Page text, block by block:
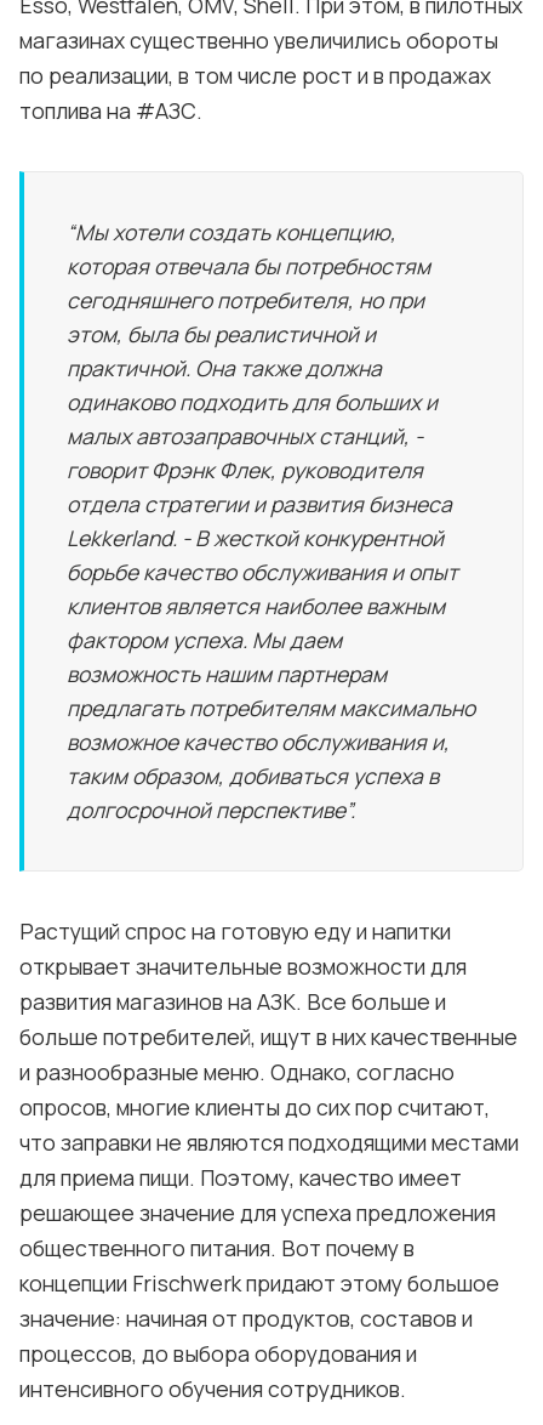
магазинах существенно увеличились обороты
по реализации, в том числе рост и в продажах
топлива на #АЗС.
“Мы хотели создать концепцию,
которая отвечала бы потребностям
сегодняшнего потребителя, но при
этом, была бы реалистичной и
практичной. Она также должна
одинаково подходить для больших и
малых автозаправочных станций, -
говорит Фрэнк Флек, руководителя
отдела стратегии и развития бизнеса
Lekkerland. - В жесткой конкурентной
борьбе качество обслуживания и опыт
клиентов является наиболее важным
фактором успеха. Мы даем
возможность нашим партнерам
предлагать потребителям максимально
возможное качество обслуживания и,
таким образом, добиваться успеха в
долгосрочной перспективе”.
Растущий спрос на готовую еду и напитки
открывает значительные возможности для
развития магазинов на АЗК. Все больше и
больше потребителей, ищут в них качественные
и разнообразные меню. Однако, согласно
опросов, многие клиенты до сих пор считают,
что заправки не являются подходящими местами
для приема пищи. Поэтому, качество имеет
решающее значение для успеха предложения
общественного питания. Вот почему в
концепции Frischwerk придают этому большое
значение: начиная от продуктов, составов и
процессов, до выбора оборудования и
интенсивного обучения сотрудников.